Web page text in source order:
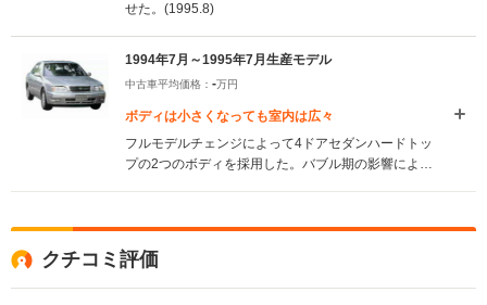
せた。(1995.8)
1994年7月～1995年7月生産モデル
中古車平均価格： -万円
ボディは小さくなっても室内は広々
フルモデルチェンジによって4ドアセダンハードトッ
プの2つのボディを採用した。バブル期の影響によっ
式とホイールベースの50mm延長によって生まれる
室内スペースはさらに拡大されている。エンジンは
1.8L、2Lの直4ガソリンと2.2Lのディーゼルターボ
の3種類。2Lのガソリンでは4WDが選べる。セダン
クチコミ評価